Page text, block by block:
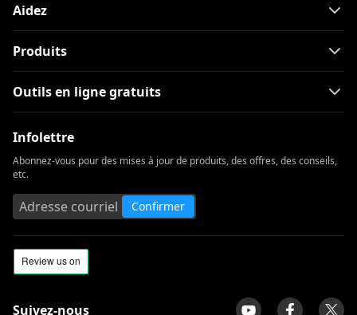
Aidez
Produits
Outils en ligne gratuits
Infolettre
Abonnez-vous pour des mises à jour de produits, des offres, des conseils,
etc.
Confirmer
Suivez-nous